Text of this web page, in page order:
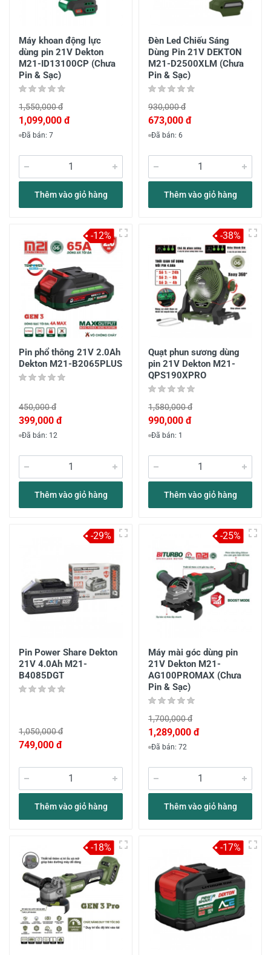
Máy khoan động lực
dùng pin 21V Dekton
M21-ID13100CP (Chưa
Pin & Sạc)
1,550,000 đ
1,099,000 đ
Đã bán: 7
Thêm vào giỏ hàng
Đèn Led Chiếu Sáng
Dùng Pin 21V DEKTON
M21-D2500XLM (Chưa
Pin & Sạc)
930,000 đ
673,000 đ
Đã bán: 6
Thêm vào giỏ hàng
Pin phổ thông 21V 2.0Ah
Dekton M21-B2065PLUS
450,000 đ
399,000 đ
Đã bán: 12
Thêm vào giỏ hàng
-12%
Quạt phun sương dùng
pin 21V Dekton M21-
QPS190XPRO
1,580,000 đ
990,000 đ
Đã bán: 1
Thêm vào giỏ hàng
-38%
Pin Power Share Dekton
21V 4.0Ah M21-
B4085DGT
1,050,000 đ
749,000 đ
Thêm vào giỏ hàng
-29%
Máy mài góc dùng pin
21V Dekton M21-
AG100PROMAX (Chưa
Pin & Sạc)
1,700,000 đ
1,289,000 đ
Đã bán: 72
Thêm vào giỏ hàng
-25%
-18% -17%